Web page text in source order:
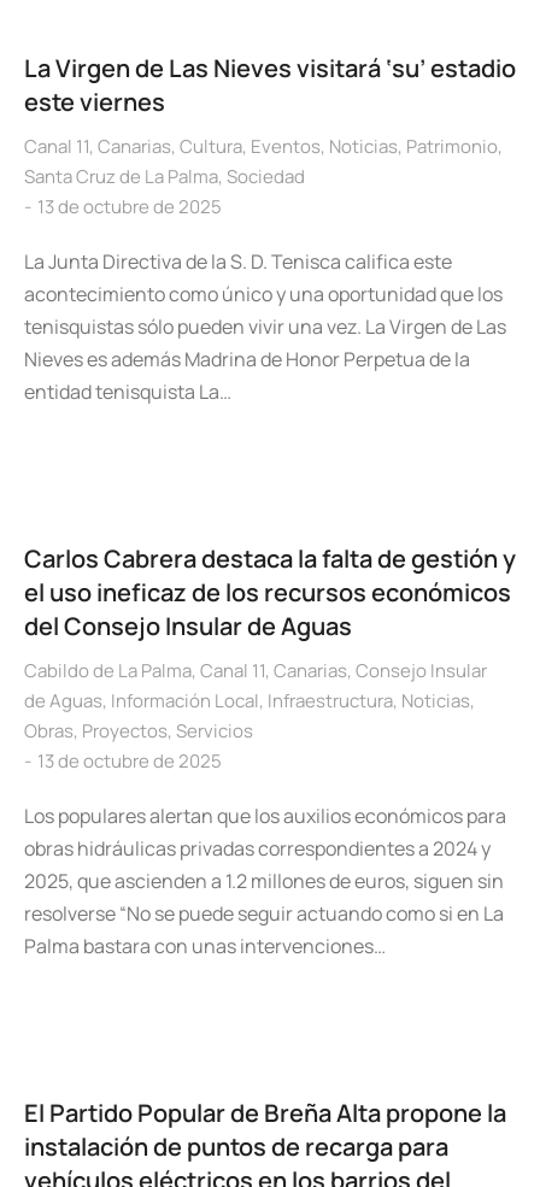
La Virgen de Las Nieves visitará ‘su’ estadio
este viernes
Canal 11, Canarias, Cultura, Eventos, Noticias, Patrimonio,
Santa Cruz de La Palma, Sociedad
13 de octubre de 2025
La Junta Directiva de la S. D. Tenisca califica este
acontecimiento como único y una oportunidad que los
tenisquistas sólo pueden vivir una vez. La Virgen de Las
Nieves es además Madrina de Honor Perpetua de la
entidad tenisquista La…
Carlos Cabrera destaca la falta de gestión y
el uso ineficaz de los recursos económicos
del Consejo Insular de Aguas
Cabildo de La Palma, Canal 11, Canarias, Consejo Insular
de Aguas, Información Local, Infraestructura, Noticias,
Obras, Proyectos, Servicios
13 de octubre de 2025
Los populares alertan que los auxilios económicos para
obras hidráulicas privadas correspondientes a 2024 y
2025, que ascienden a 1.2 millones de euros, siguen sin
resolverse “No se puede seguir actuando como si en La
Palma bastara con unas intervenciones…
El Partido Popular de Breña Alta propone la
instalación de puntos de recarga para
vehículos eléctricos en los barrios del